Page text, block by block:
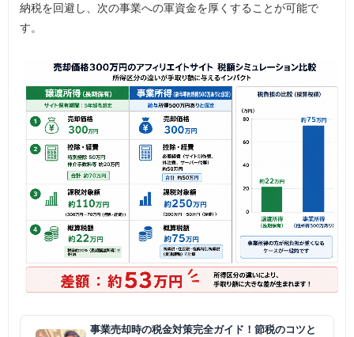
納税を回避し、次の事業への軍資金を厚くすることが可能で
す。
事業売却時の税金対策完全ガイド！節税のコツと